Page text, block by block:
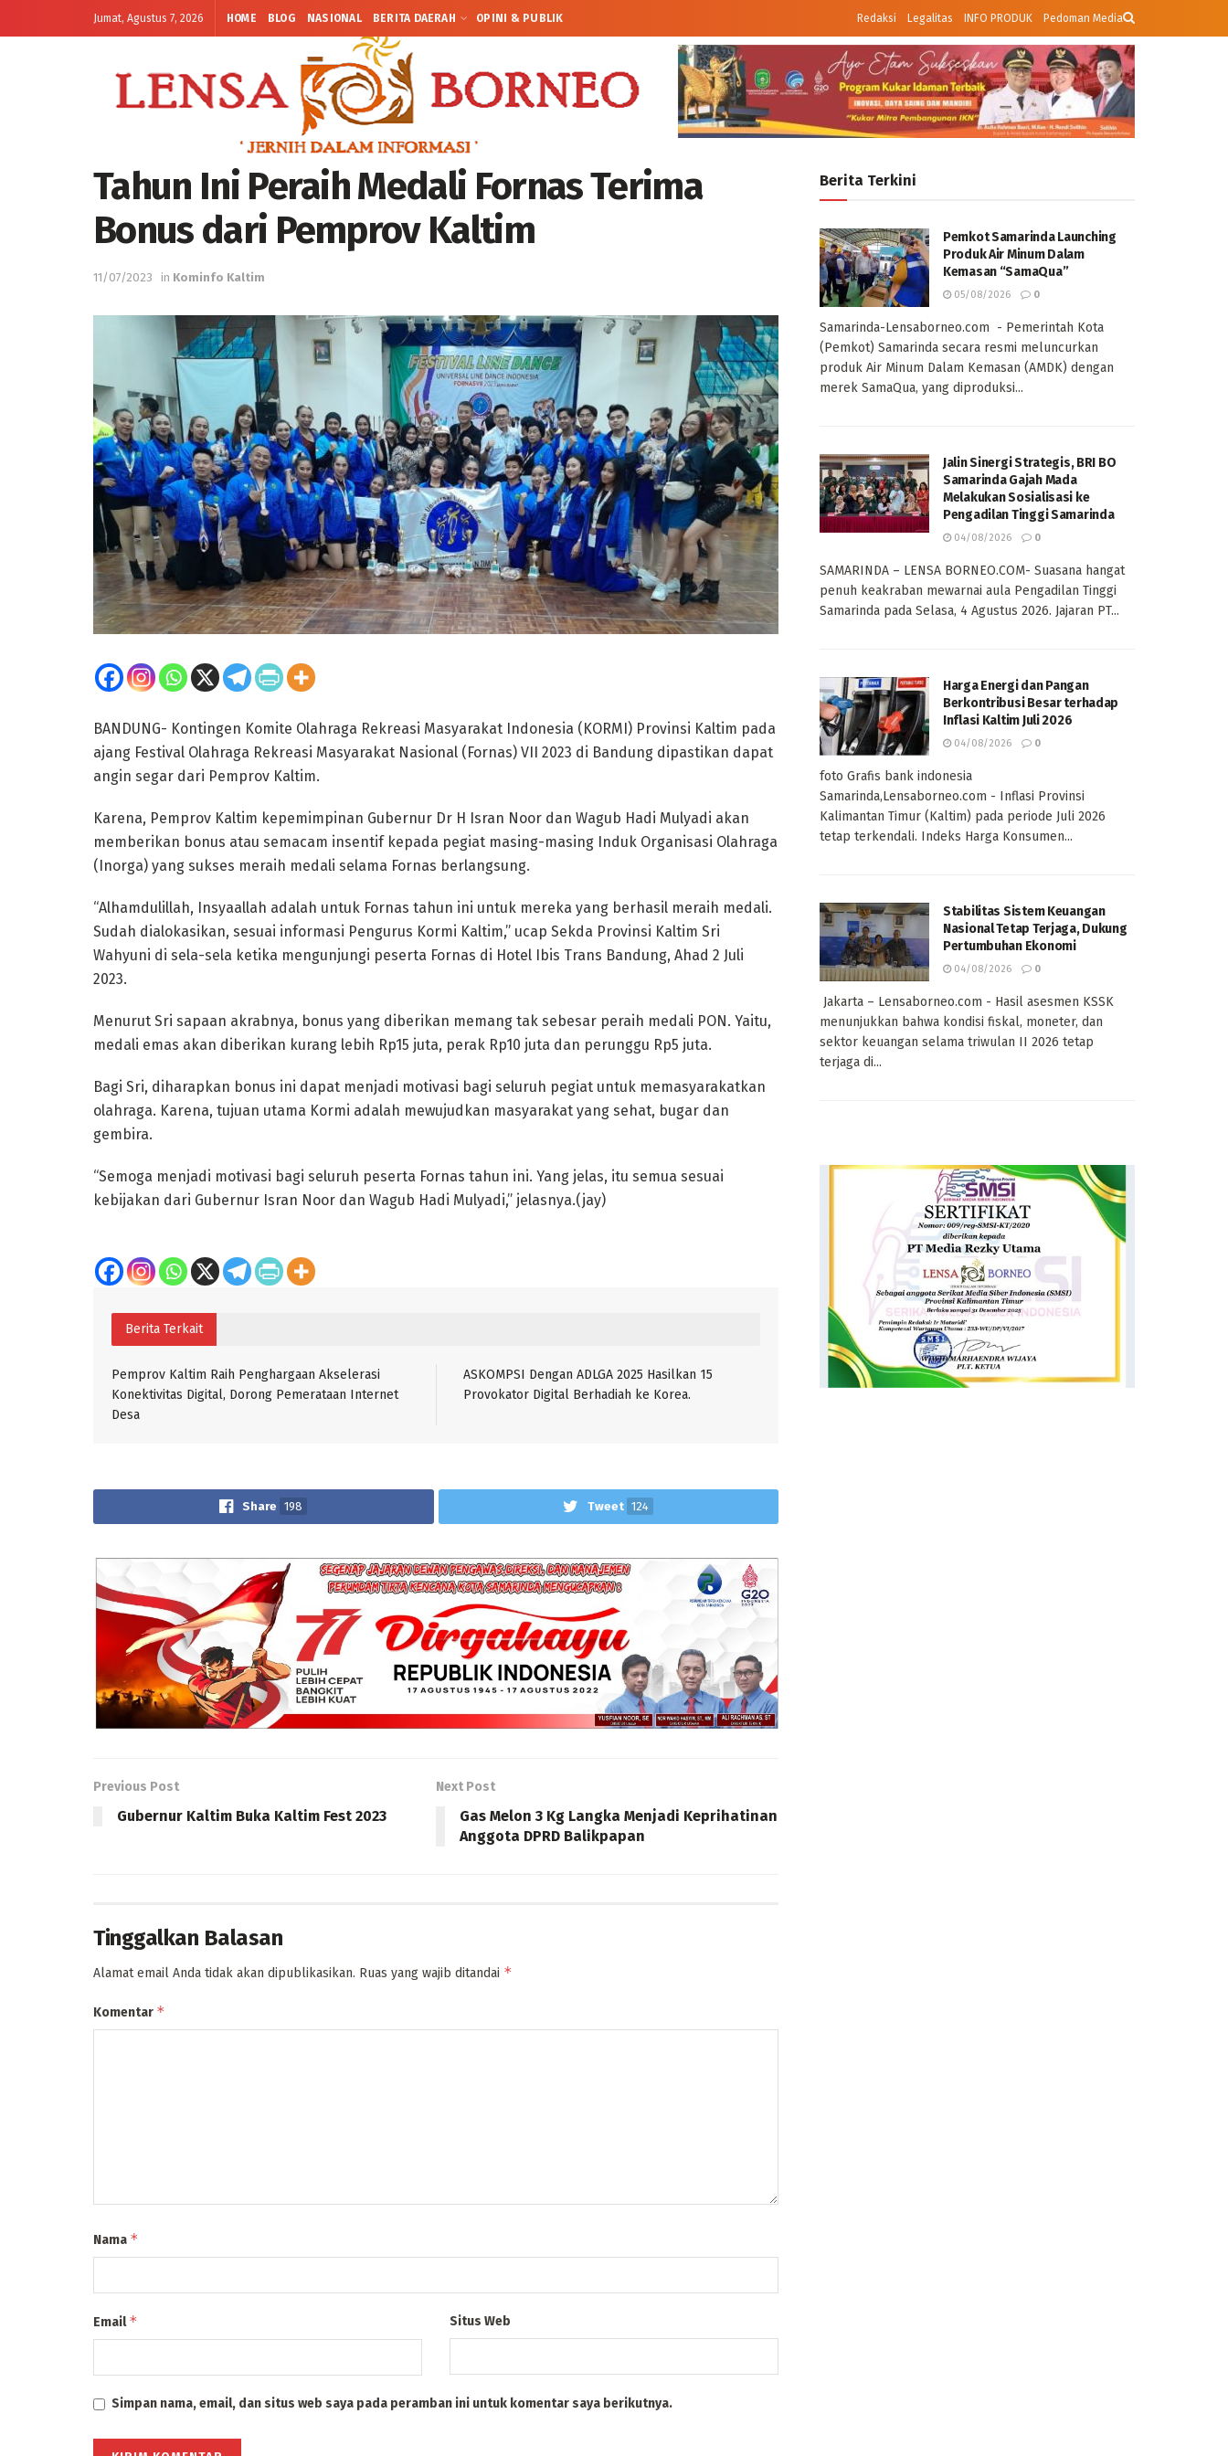
Jumat, Agustus 7, 2026 HOME BLOG NASIONAL BERITA DAERAH OPINI & PUBLIK Redaksi Legalitas INFO PRODUK Pedoman Media
Tahun Ini Peraih Medali Fornas Terima
Bonus dari Pemprov Kaltim
11/07/2023 in Kominfo Kaltim
BANDUNG- Kontingen Komite Olahraga Rekreasi Masyarakat Indonesia (KORMI) Provinsi Kaltim pada
ajang Festival Olahraga Rekreasi Masyarakat Nasional (Fornas) VII 2023 di Bandung dipastikan dapat
angin segar dari Pemprov Kaltim.
Karena, Pemprov Kaltim kepemimpinan Gubernur Dr H Isran Noor dan Wagub Hadi Mulyadi akan
memberikan bonus atau semacam insentif kepada pegiat masing-masing Induk Organisasi Olahraga
(Inorga) yang sukses meraih medali selama Fornas berlangsung.
“Alhamdulillah, Insyaallah adalah untuk Fornas tahun ini untuk mereka yang berhasil meraih medali.
Sudah dialokasikan, sesuai informasi Pengurus Kormi Kaltim,” ucap Sekda Provinsi Kaltim Sri
Wahyuni di sela-sela ketika mengunjungi peserta Fornas di Hotel Ibis Trans Bandung, Ahad 2 Juli
2023.
Menurut Sri sapaan akrabnya, bonus yang diberikan memang tak sebesar peraih medali PON. Yaitu,
medali emas akan diberikan kurang lebih Rp15 juta, perak Rp10 juta dan perunggu Rp5 juta.
Bagi Sri, diharapkan bonus ini dapat menjadi motivasi bagi seluruh pegiat untuk memasyarakatkan
olahraga. Karena, tujuan utama Kormi adalah mewujudkan masyarakat yang sehat, bugar dan
gembira.
“Semoga menjadi motivasi bagi seluruh peserta Fornas tahun ini. Yang jelas, itu semua sesuai
kebijakan dari Gubernur Isran Noor dan Wagub Hadi Mulyadi,” jelasnya.(jay)
Berita Terkait
Pemprov Kaltim Raih Penghargaan Akselerasi
Konektivitas Digital, Dorong Pemerataan Internet
Desa
ASKOMPSI Dengan ADLGA 2025 Hasilkan 15
Provokator Digital Berhadiah ke Korea.
Share 198 Tweet 124
Previous Post
Gubernur Kaltim Buka Kaltim Fest 2023
Next Post
Gas Melon 3 Kg Langka Menjadi Keprihatinan
Anggota DPRD Balikpapan
Tinggalkan Balasan
Alamat email Anda tidak akan dipublikasikan. Ruas yang wajib ditandai *
Komentar *
Nama *
Email* Situs Web
Simpan nama, email, dan situs web saya pada peramban ini untuk komentar saya berikutnya.
Berita Terkini
Pemkot Samarinda Launching
Produk Air Minum Dalam
Kemasan “SamaQua”
05/08/2026 0
Samarinda-Lensaborneo.com - Pemerintah Kota
(Pemkot) Samarinda secara resmi meluncurkan
produk Air Minum Dalam Kemasan (AMDK) dengan
merek SamaQua, yang diproduksi...
Jalin Sinergi Strategis, BRI BO
Samarinda Gajah Mada
Melakukan Sosialisasi ke
Pengadilan Tinggi Samarinda
04/08/2026 0
SAMARINDA – LENSA BORNEO.COM- Suasana hangat
penuh keakraban mewarnai aula Pengadilan Tinggi
Samarinda pada Selasa, 4 Agustus 2026. Jajaran PT...
Harga Energi dan Pangan
Berkontribusi Besar terhadap
Inflasi Kaltim Juli 2026
04/08/2026 0
foto Grafis bank indonesia
Samarinda,Lensaborneo.com - Inflasi Provinsi
Kalimantan Timur (Kaltim) pada periode Juli 2026
tetap terkendali. Indeks Harga Konsumen...
Stabilitas Sistem Keuangan
Nasional Tetap Terjaga, Dukung
Pertumbuhan Ekonomi
04/08/2026 0
Jakarta – Lensaborneo.com - Hasil asesmen KSSK
menunjukkan bahwa kondisi fiskal, moneter, dan
sektor keuangan selama triwulan II 2026 tetap
terjaga di...